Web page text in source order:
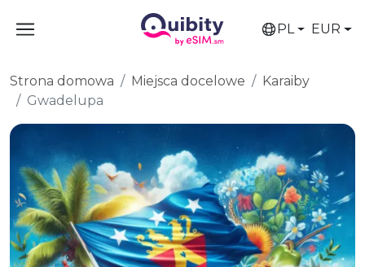
PL EUR
Strona domowa Miejsca docelowe
Karaiby
Gwadelupa